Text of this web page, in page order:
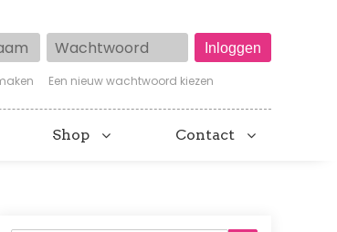
Wachtwoord
Een nieuw wachtwoord kiezen
Shop Contact